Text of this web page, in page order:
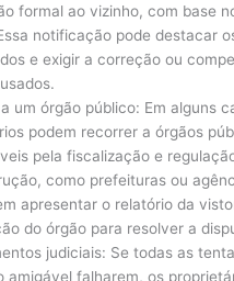
formal ao vizinho, com base
notificação pode destacar
e exigir a correção ou
um órgão público: Em alguns
podem recorrer a órgãos
pela fiscalização e
como prefeituras ou
apresentar o relatório da
do órgão para resolver a
judiciais: Se todas as
amigável falharem, os